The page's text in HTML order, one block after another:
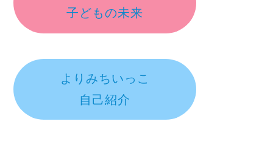
子どもの未来
よりみちいっこ
自己紹介